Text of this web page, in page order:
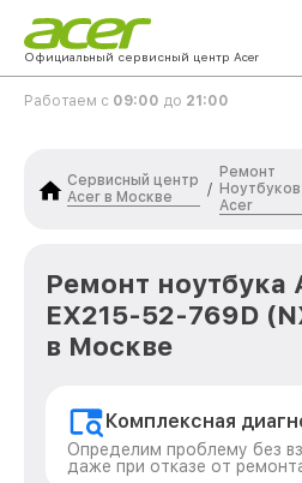
Официальный сервисный центр Acer
Работаем с 09:00 до 21:00
Сервисный центр
Acer в Москве
/
Ремонт
Ноутбуков
Acer
Ремонт ноутбука
EX215-52-769D
в Москве
Комплексная
Определим проблему без
даже при отказе от